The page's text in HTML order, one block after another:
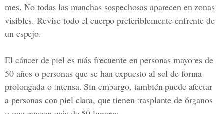
mes. No todas las manchas sospechosas aparecen en zonas
visibles. Revise todo el cuerpo preferiblemente enfrente de
un espejo.
El cáncer de piel es más frecuente en personas mayores de
50 años o personas que se han expuesto al sol de forma
prolongada o intensa. Sin embargo, también puede afectar
a personas con piel clara, que tienen trasplante de órganos